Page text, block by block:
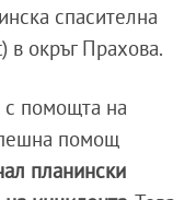
спасителна
в окръг Прахова.
с помощта на
помощ
планински